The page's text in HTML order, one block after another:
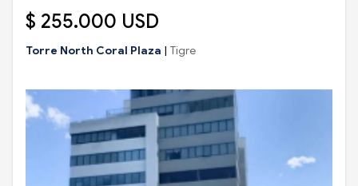
$ 255.000 USD
Torre North Coral Plaza | Tigre